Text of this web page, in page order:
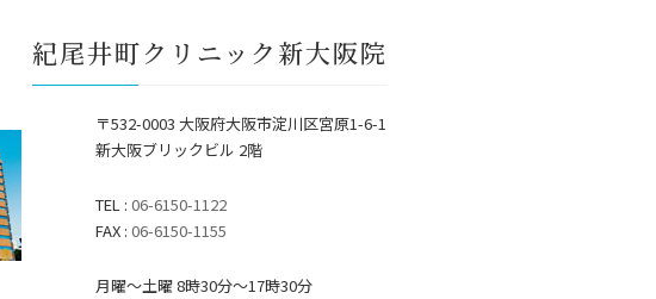
紀尾井町クリニック新大阪院
〒532-0003 大阪府大阪市淀川区宮原1-6-1
新大阪ブリックビル 2階
TEL : 06-6150-1122
FAX : 06-6150-1155
月曜～土曜 8時30分〜17時30分